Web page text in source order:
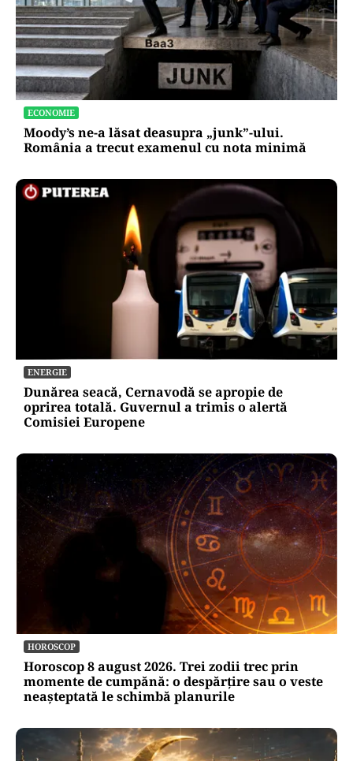
ECONOMIE
Moody’s ne-a lăsat deasupra „junk”-ului.
România a trecut examenul cu nota minimă
ENERGIE
Dunărea seacă, Cernavodă se apropie de
oprirea totală. Guvernul a trimis o alertă
Comisiei Europene
HOROSCOP
Horoscop 8 august 2026. Trei zodii trec prin
momente de cumpănă: o despărțire sau o veste
neașteptată le schimbă planurile